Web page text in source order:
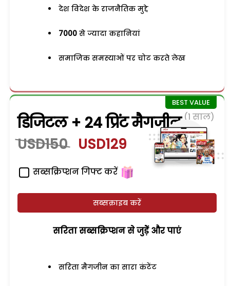
देश विदेश के राजनैतिक मुद्दे
7000 से ज्यादा कहानियां
समाजिक समस्याओं पर चोट करते लेख
डिजिटल + 24 प्रिंट मैगजीन (1 साल)
USD150 USD129
सब्सक्रिप्शन गिफ्ट करें
सब्सक्राइब करें
सरिता सब्सक्रिप्शन से जुड़ेें और पाएं
सरिता मैगजीन का सारा कंटेंट